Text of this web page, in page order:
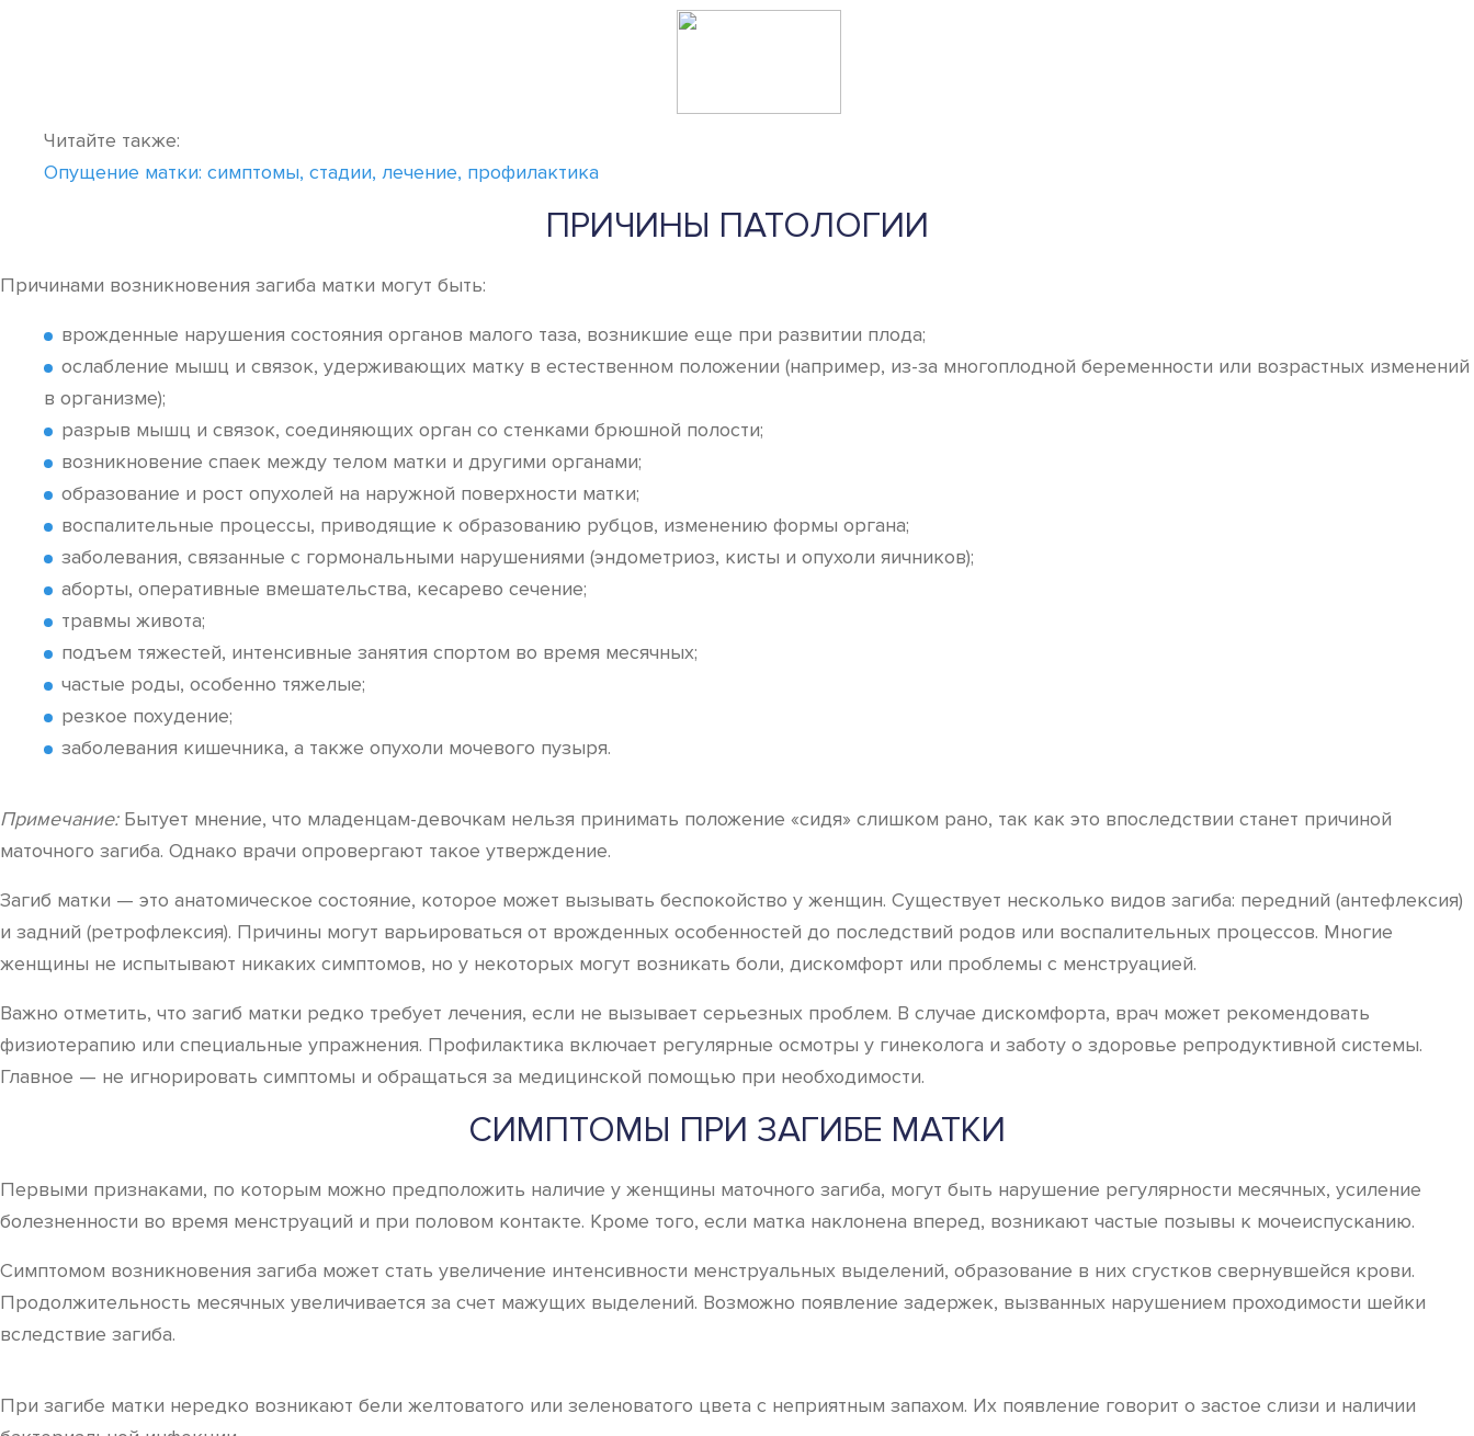
Читайте также:
Опущение матки: симптомы, стадии, лечение, профилактика
ПРИЧИНЫ ПАТОЛОГИИ
Причинами возникновения загиба матки могут быть:
врожденные нарушения состояния органов малого таза, возникшие еще при развитии плода;
ослабление мышц и связок, удерживающих матку в естественном положении (например, из-за многоплодной беременности или возрастных изменений
в организме);
разрыв мышц и связок, соединяющих орган со стенками брюшной полости;
возникновение спаек между телом матки и другими органами;
образование и рост опухолей на наружной поверхности матки;
воспалительные процессы, приводящие к образованию рубцов, изменению формы органа;
заболевания, связанные с гормональными нарушениями (эндометриоз, кисты и опухоли яичников);
аборты, оперативные вмешательства, кесарево сечение;
травмы живота;
подъем тяжестей, интенсивные занятия спортом во время месячных;
частые роды, особенно тяжелые;
резкое похудение;
заболевания кишечника, а также опухоли мочевого пузыря.
Примечание:Бытует мнение, что младенцам-девочкам нельзя принимать положение «сидя» слишком рано, так как это впоследствии станет причиной
маточного загиба. Однако врачи опровергают такое утверждение.
Загиб матки — это анатомическое состояние, которое может вызывать беспокойство у женщин. Существует несколько видов загиба: передний (антефлексия)
и задний (ретрофлексия). Причины могут варьироваться от врожденных особенностей до последствий родов или воспалительных процессов. Многие
женщины не испытывают никаких симптомов, но у некоторых могут возникать боли, дискомфорт или проблемы с менструацией.
Важно отметить, что загиб матки редко требует лечения, если не вызывает серьезных проблем. В случае дискомфорта, врач может рекомендовать
физиотерапию или специальные упражнения. Профилактика включает регулярные осмотры у гинеколога и заботу о здоровье репродуктивной системы.
Главное — не игнорировать симптомы и обращаться за медицинской помощью при необходимости.
СИМПТОМЫ ПРИ ЗАГИБЕ МАТКИ
Первыми признаками, по которым можно предположить наличие у женщины маточного загиба, могут быть нарушение регулярности месячных, усиление
болезненности во время менструаций и при половом контакте. Кроме того, если матка наклонена вперед, возникают частые позывы к мочеиспусканию.
Симптомом возникновения загиба может стать увеличение интенсивности менструальных выделений, образование в них сгустков свернувшейся крови.
Продолжительность месячных увеличивается за счет мажущих выделений. Возможно появление задержек, вызванных нарушением проходимости шейки
вследствие загиба.
При загибе матки нередко возникают бели желтоватого или зеленоватого цвета с неприятным запахом. Их появление говорит о застое слизи и наличии